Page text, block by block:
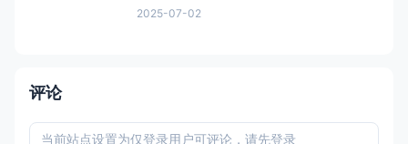
神龙，获取HK购买资格链接：注意有AFF，
2025-07-02
评论